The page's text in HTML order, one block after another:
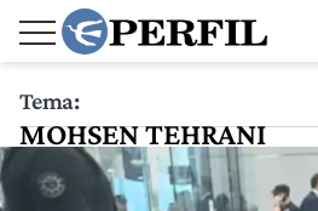
Tema:
MOHSEN TEHRANI